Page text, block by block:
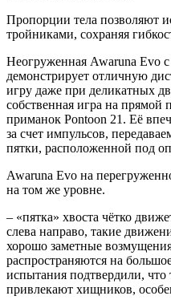
Пропорции тела позволяют
тройниками, сохраняя
Неогруженная Awaruna Evo
демонстрирует отличную
игру даже при деликатных
собственная игра на прямой
приманок Pontoon 21. Её
за счет импульсов,
пятки, расположенной под
Awaruna Evo на
на том же уровне.
– «пятка» хвоста чётко
слева направо, такие
хорошо заметные
распространяются на
испытания подтвердили, что
привлекают хищников,